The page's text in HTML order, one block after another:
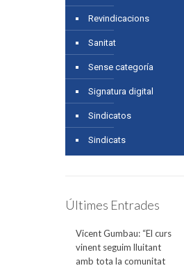
Revindicacions
Sanitat
Sense categoría
Signatura digital
Sindicatos
Sindicats
Últimes Entrades
Vicent Gumbau: “El curs
vinent seguim lluitant
amb tota la comunitat